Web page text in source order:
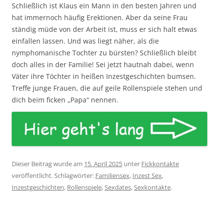
Schließlich ist Klaus ein Mann in den besten Jahren und
hat immernoch häufig Erektionen. Aber da seine Frau
ständig müde von der Arbeit ist, muss er sich halt etwas
einfallen lassen. Und was liegt näher, als die
nymphomanische Tochter zu bürsten? Schließlich bleibt
doch alles in der Familie! Sei jetzt hautnah dabei, wenn
Väter ihre Töchter in heißen Inzestgeschichten bumsen.
Treffe junge Frauen, die auf geile Rollenspiele stehen und
dich beim ficken „Papa“ nennen.
Dieser Beitrag wurde am 15. April 2025 unter Fickkontakte
veröffentlicht. Schlagwörter: Familiensex, Inzest Sex,
Inzestgeschichten, Rollenspiele,Sexdates,Sexkontakte.